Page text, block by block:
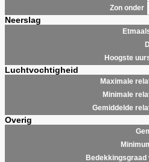
Zon onder
Neerslag
Hoogste
Luchtvochtigheid
Maximale
Minimale
Gemiddelde
Overig
Bedekkingsgraad